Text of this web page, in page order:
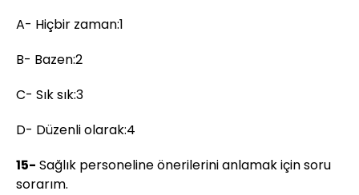
A- Hiçbir zaman:1
B- Bazen:2
C- Sık sık:3
D- Düzenli olarak:4
15- Sağlık personeline önerilerini anlamak için soru
sorarım.